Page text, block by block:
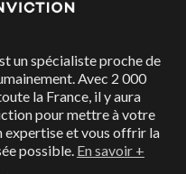
un spécialiste proche de
Avec 2 000
la France, il y aura
pour mettre à votre
expertise et vous offrir la
possible. En savoir +